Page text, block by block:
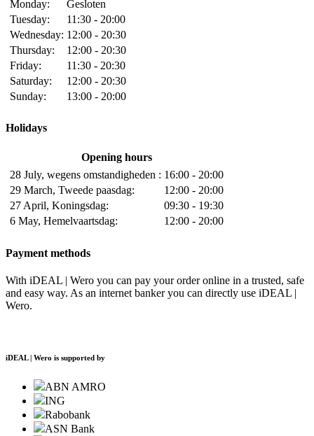
Monday:
Gesloten
Tuesday:
11:30 - 20:00
Wednesday: 12:00 - 20:30
Thursday:
12:00 - 20:30
Friday:
11:30 - 20:30
Saturday:
12:00 - 20:30
Sunday:
13:00 - 20:00
Holidays
Opening hours
28 July, wegens omstandigheden : 16:00 - 20:00
29 March, Tweede paasdag:
12:00 - 20:00
27 April, Koningsdag:
09:30 - 19:30
6 May, Hemelvaartsdag:
12:00 - 20:00
Payment methods
With iDEAL | Wero you can pay your order online in a trusted, safe
and easy way. As an internet banker you can directly use iDEAL |
Wero.
iDEAL | Wero is supported by
ABN AMRO
ING
Rabobank
ASN Bank